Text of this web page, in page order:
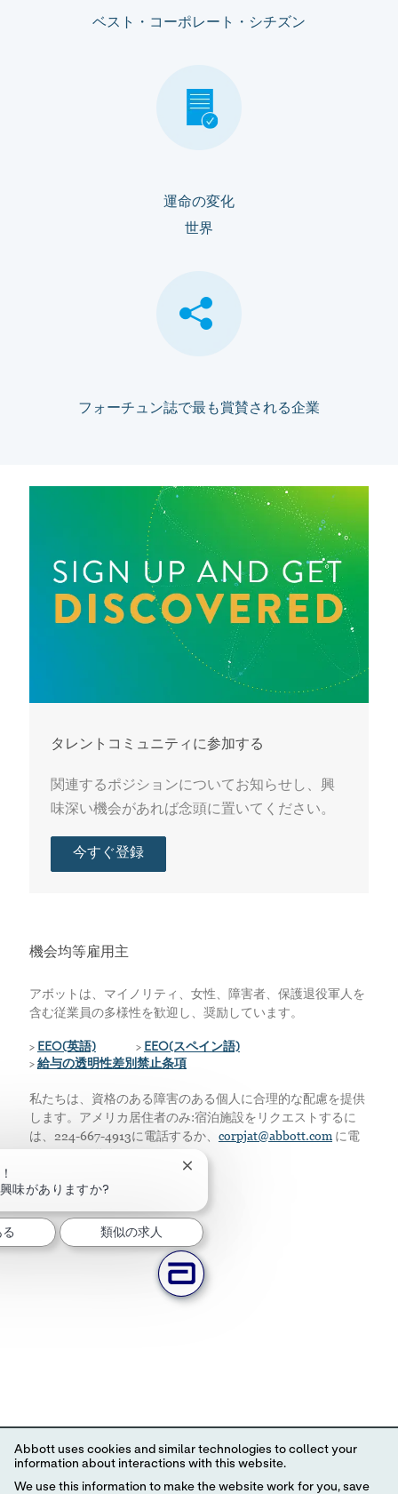
ベスト・コーポレート・シチズン
運命の変化
世界
フォーチュン誌で最も賞賛される企業
タレントコミュニティに参加する
関連するポジションについてお知らせし、興
味深い機会があれば念頭に置いてください。
今すぐ登録
機会均等雇用主
アボットは、マイノリティ、女性、障害者、保護退役軍人を
含む従業員の多様性を歓迎し、奨励しています。
> EEO(英語) > EEO(スペイン語)
> 給与の透明性差別禁止条項
私たちは、資格のある障害のある個人に合理的な配慮を提供
します。アメリカ居住者のみ:宿泊施設をリクエストするに
は、224-667-4913に電話するか、 corpjat@abbott.comに電
味がありますか?
チャットボットの通知を閉じる
類似の求人
Abbott uses cookies and similar technologies to collect your
information about interactions with this website.
We use this information to make the website work for you, save